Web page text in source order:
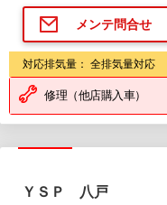
メンテ問合せ
対応排気量： 全排気量対応
修理（他店購入車）
ＹＳＰ 八戸